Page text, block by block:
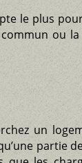
le plus
ou
un
partie